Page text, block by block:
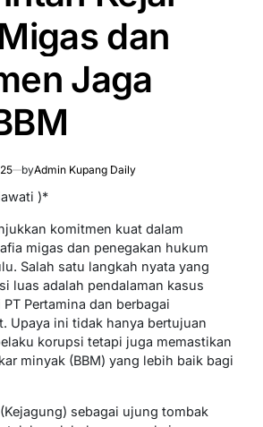
dan
Jaga
byAdmin Kupang Daily
)*
komitmen kuat dalam
migas dan penegakan hukum
Salah satu langkah nyata yang
luas adalah pendalaman kasus
Pertamina dan berbagai
Upaya ini tidak hanya bertujuan
korupsi tetapi juga memastikan
minyak (BBM) yang lebih baik bagi
sebagai ujung tombak